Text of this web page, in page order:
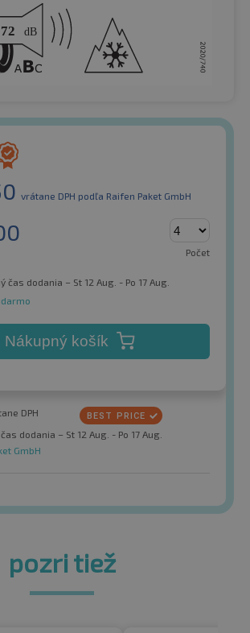
vrátane DPH podľa Raifen Paket GmbH
Počet
čas dodania – St 12 Aug. - Po 17 Aug.
Nákupný košík
DPH
dodania – St 12 Aug. - Po 17 Aug.
GmbH
pozri tiež